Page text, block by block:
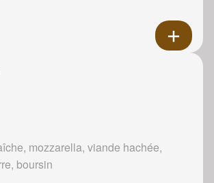
mozzarella, viande hachée,
boursin